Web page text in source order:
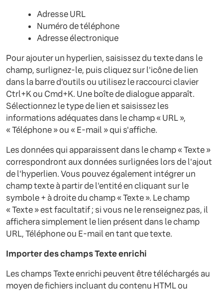
Adresse URL
Numéro de téléphone
Adresse électronique
Pour ajouter un hyperlien, saisissez du texte dans le
champ, surlignez-le, puis cliquez sur l'icône de lien
dans la barre d'outils ou utilisez le raccourci clavier
Ctrl+K ou Cmd+K. Une boîte de dialogue apparaît.
Sélectionnez le type de lien et saisissez les
informations adéquates dans le champ « URL »,
« Téléphone » ou « E-mail » qui s'affiche.
Les données qui apparaissent dans le champ « Texte »
correspondront aux données surlignées lors de l'ajout
de l'hyperlien. Vous pouvez également intégrer un
champ texte à partir de l'entité en cliquant sur le
symbole + à droite du champ « Texte ». Le champ
« Texte » est facultatif ; si vous ne le renseignez pas, il
affichera simplement le lien présent dans le champ
URL, Téléphone ou E-mail en tant que texte.
Importer des champs Texte enrichi
Les champs Texte enrichi peuvent être téléchargés au
moyen de fichiers incluant du contenu HTML ou